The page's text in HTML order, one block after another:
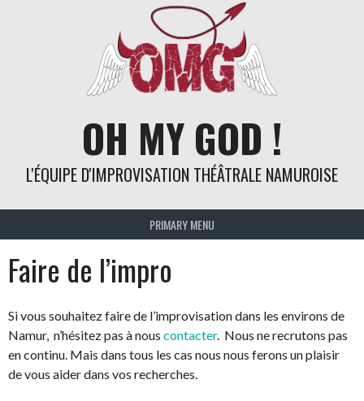
OH MY GOD !
L'ÉQUIPE D'IMPROVISATION THÉÂTRALE NAMUROISE
PRIMARY MENU
Faire de l’impro
Si vous souhaitez faire de l’improvisation dans les environs de
Namur, n’hésitez pas à nous contacter. Nous ne recrutons pas
en continu. Mais dans tous les cas nous nous ferons un plaisir
de vous aider dans vos recherches.